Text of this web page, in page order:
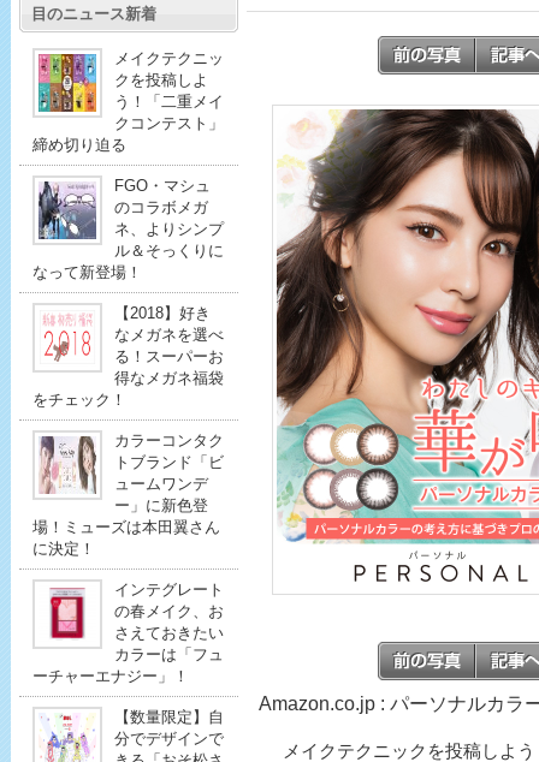
目のニュース新着
メイクテクニッ
クを投稿しよ
う！「二重メイ
クコンテスト」
締め切り迫る
FGO・マシュ
のコラボメガ
ネ、よりシンプ
ル＆そっくりに
なって新登場！
【2018】好き
なメガネを選べ
る！スーパーお
得なメガネ福袋
をチェック！
カラーコンタク
トブランド「ビ
ュームワンデ
ー」に新色登
場！ミューズは本田翼さん
に決定！
インテグレート
の春メイク、お
さえておきたい
カラーは「フュ
ーチャーエナジー」！
【数量限定】自
分でデザインで
Amazon.co.jp : パーソナルカラ
メイクテクニックを投稿しよ